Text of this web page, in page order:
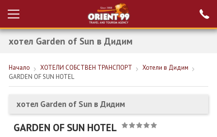
Вход за агенти
Проверка на
РАННИ ЗАПИСВАНИЯ ТУРЦИЯ
НОВА ГОДИНА ТУРЦИЯ
НОВА ГОДИНА
ПОЧИВКИ
хотел Garden of Sun в Дидим
Начало ХОТЕЛИ СОБСТВЕН ТРАНСПОРТ
Хотели в Дидим
GARDEN OF SUN HOTEL
хотел Garden of Sun в Дидим
GARDEN OF SUN HOTEL